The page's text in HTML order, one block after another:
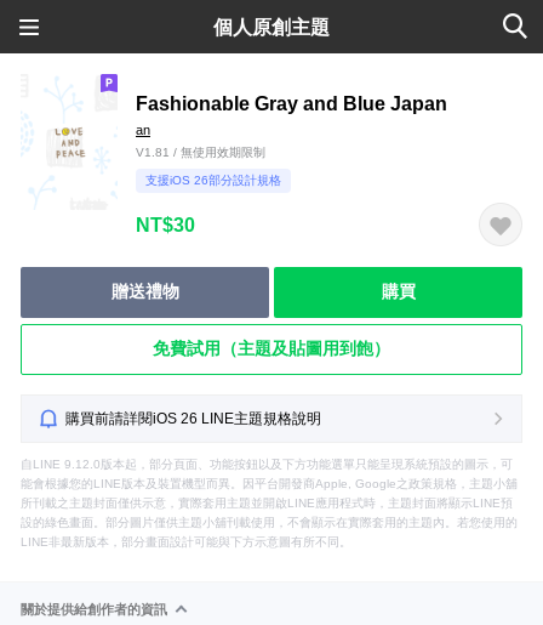
個人原創主題
Fashionable Gray and Blue Japan
an
V1.81 / 無使用效期限制
支援iOS 26部分設計規格
NT$30
贈送禮物 購買
免費試用（主題及貼圖用到飽）
購買前請詳閱iOS 26 LINE主題規格說明
自LINE 9.12.0版本起，部分頁面、功能按鈕以及下方功能選單只能呈現系統預設的圖示，可
能會根據您的LINE版本及裝置機型而異。因平台開發商Apple, Google之政策規格，主題小舖
所刊載之主題封面僅供示意，實際套用主題並開啟LINE應用程式時，主題封面將顯示LINE預
設的綠色畫面。部分圖片僅供主題小舖刊載使用，不會顯示在實際套用的主題內。若您使用的
LINE非最新版本，部分畫面設計可能與下方示意圖有所不同。
關於提供給創作者的資訊